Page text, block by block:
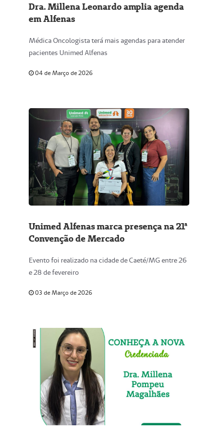
Dra. Millena Leonardo amplia agenda
em Alfenas
Médica Oncologista terá mais agendas para atender
pacientes Unimed Alfenas
04 de Março de 2026
Unimed Alfenas marca presença na 21ª
Convenção de Mercado
Evento foi realizado na cidade de Caeté/MG entre 26
e 28 de fevereiro
03 de Março de 2026